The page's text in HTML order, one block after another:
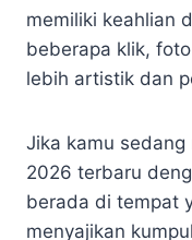
memiliki keahlian
beberapa klik,
lebih artistik dan
Jika kamu
2026 terbaru
berada di tempat
menyajikan